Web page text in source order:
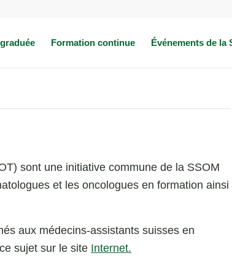
Formation continue Événements de la
sont une initiative commune de la SSOM
et les oncologues en formation ainsi
aux médecins-assistants suisses en
sujet sur le site Internet.